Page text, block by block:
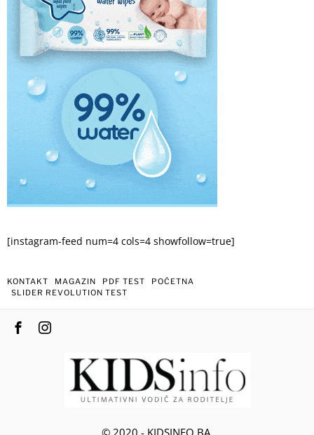
[instagram-feed num=4 cols=4 showfollow=true]
KONTAKT MAGAZIN PDF TEST
POČETNA
SLIDER REVOLUTION TEST
© 2020 - KIDSINFO.BA.